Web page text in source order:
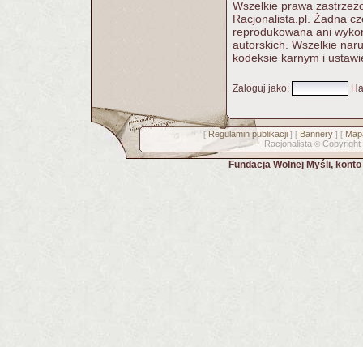
Wszelkie prawa
Racjonalista.pl. Żadna
reprodukowana ani
autorskich. Wszelkie
kodeksie karnym i
Zaloguj jako:
[ Regulamin publikacji] [ Bannery] [
Racjonalista © Copyright
Fundacja Wolnej Myśli,